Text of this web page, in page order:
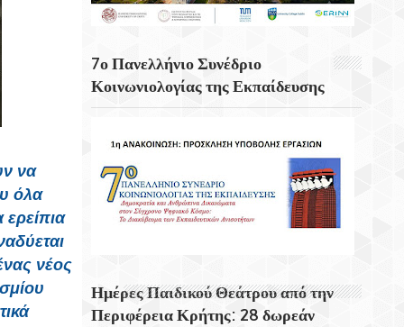
να
όλα
νέος
Για 5η Συνεχόμενη Χρονιά
Αναγνωστάκης»
Μάγεψε Η Μουσικοχορευτική Παράσταση
– Echoes Of Hope»
7ο Πανελλήνιο Συνέδριο
Κοινωνιολογίας της Εκπαίδευσης
Ημέρες Παιδικού Θεάτρου από την
Περιφέρεια Κρήτης: 28 δωρεάν